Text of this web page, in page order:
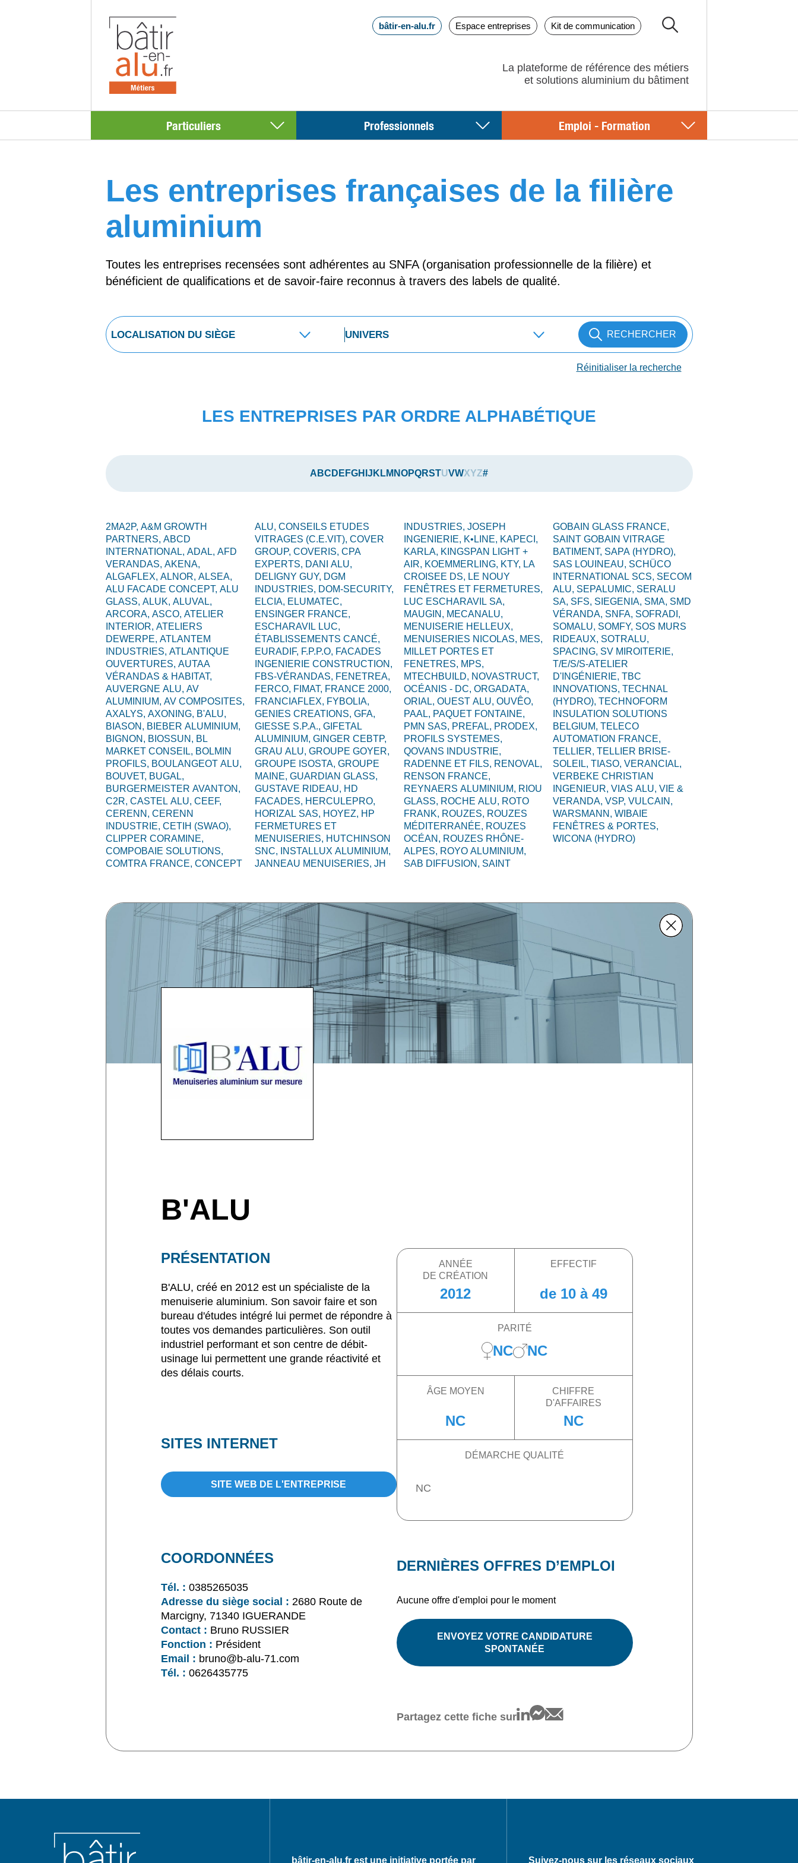
bâtir-en-alu.fr Espace entreprises Kit de communication
La plateforme de référence des métiers
et solutions aluminium du bâtiment
Particuliers Professionnels Emploi - Formation
Les entreprises françaises de la filière
aluminium
Toutes les entreprises recensées sont adhérentes au SNFA (organisation professionnelle de la filière) et
bénéficient de qualifications et de savoir-faire reconnus à travers des labels de qualité.
RECHERCHER
Réinitialiser la recherche
LES ENTREPRISES PAR ORDRE ALPHABÉTIQUE
A BC D E FGH J K LM NOPQRSTUVWXYZ#
2MA2P, A&M GROWTH
PARTNERS, ABCD
INTERNATIONAL, ADAL, AFD
VERANDAS, AKENA,
ALGAFLEX, ALNOR, ALSEA,
ALU FACADE CONCEPT, ALU
GLASS, ALUK, ALUVAL,
ARCORA, ASCO, ATELIER
INTERIOR, ATELIERS
DEWERPE, ATLANTEM
INDUSTRIES, ATLANTIQUE
OUVERTURES, AUTAA
VÉRANDAS & HABITAT,
AUVERGNE ALU, AV
ALUMINIUM, AV COMPOSITES,
AXALYS, AXONING, B'ALU,
BIASON, BIEBER ALUMINIUM,
BIGNON, BIOSSUN, BL
MARKET CONSEIL, BOLMIN
PROFILS, BOULANGEOT ALU,
BOUVET, BUGAL,
BURGERMEISTER AVANTON,
C2R, CASTEL ALU, CEEF,
CERENN, CERENN
INDUSTRIE, CETIH (SWAO),
CLIPPER CORAMINE,
COMPOBAIE SOLUTIONS,
COMTRA FRANCE, CONCEPT
ALU, CONSEILS ETUDES
VITRAGES (C.E.VIT), COVER
GROUP, COVERIS, CPA
EXPERTS, DANI ALU,
DELIGNY GUY, DGM
INDUSTRIES, DOM-SECURITY,
ELCIA, ELUMATEC,
ENSINGER FRANCE,
ESCHARAVIL LUC,
ÉTABLISSEMENTS CANCÉ,
EURADIF, F.P.P.O, FACADES
INGENIERIE CONSTRUCTION,
FBS-VÉRANDAS, FENETREA,
FERCO, FIMAT, FRANCE 2000,
FRANCIAFLEX, FYBOLIA,
GENIES CREATIONS, GFA,
GIESSE S.P.A., GIFETAL
ALUMINIUM, GINGER CEBTP,
GRAU ALU, GROUPE GOYER,
GROUPE ISOSTA, GROUPE
MAINE, GUARDIAN GLASS,
GUSTAVE RIDEAU, HD
FACADES, HERCULEPRO,
HORIZAL SAS, HOYEZ, HP
FERMETURES ET
MENUISERIES, HUTCHINSON
SNC,
INSTALLUX ALUMINIUM,
JANNEAU MENUISERIES, JH
INDUSTRIES, JOSEPH
INGENIERIE, K•LINE, KAPECI,
KARLA, KINGSPAN LIGHT +
AIR, KOEMMERLING, KTY, LA
CROISEE DS, LE NOUY
FENÊTRES ET FERMETURES,
LUC ESCHARAVIL SA,
MAUGIN, MECANALU,
MENUISERIE HELLEUX,
MENUISERIES NICOLAS, MES,
MILLET PORTES ET
FENETRES, MPS,
MTECHBUILD, NOVASTRUCT,
OCÉANIS - DC, ORGADATA,
ORIAL, OUEST ALU, OUVÊO,
PAAL, PAQUET FONTAINE,
PMN SAS, PREFAL, PRODEX,
PROFILS SYSTEMES,
QOVANS INDUSTRIE,
RADENNE ET FILS, RENOVAL,
RENSON FRANCE,
REYNAERS ALUMINIUM, RIOU
GLASS, ROCHE ALU, ROTO
FRANK, ROUZES, ROUZES
MÉDITERRANÉE, ROUZES
OCÉAN, ROUZES RHÔNE-
ALPES, ROYO ALUMINIUM,
SAB DIFFUSION, SAINT
GOBAIN GLASS FRANCE,
SAINT GOBAIN VITRAGE
BATIMENT, SAPA (HYDRO),
SAS LOUINEAU, SCHÜCO
INTERNATIONAL SCS, SECOM
ALU, SEPALUMIC, SERALU
SA, SFS, SIEGENIA, SMA, SMD
VÉRANDA, SNFA, SOFRADI,
SOMALU, SOMFY, SOS MURS
RIDEAUX, SOTRALU,
SPACING, SV MIROITERIE,
T/E/S/S-ATELIER
D'INGÉNIERIE,TBC
INNOVATIONS,TECHNAL
(HYDRO),TECHNOFORM
INSULATION SOLUTIONS
BELGIUM,TELECO
AUTOMATION FRANCE,
TELLIER,TELLIER BRISE-
SOLEIL,TIASO,VERANCIAL,
VERBEKE CHRISTIAN
INGENIEUR,VIAS ALU,VIE &
VERANDA,VSP,VULCAIN,
WARSMANN,WIBAIE
FENÊTRES & PORTES,
WICONA (HYDRO)
B'ALU
PRÉSENTATION
B'ALU, créé en 2012 est un spécialiste de la
menuiserie aluminium. Son savoir faire et son
bureau d'études intégré lui permet de répondre à
toutes vos demandes particulières. Son outil
industriel performant et son centre de débit-
usinage lui permettent une grande réactivité et
des délais courts.
SITES INTERNET
SITE WEB DE L'ENTREPRISE
COORDONNÉES
Tél. : 0385265035
Adresse du siège social : 2680 Route de
Marcigny, 71340 IGUERANDE
Contact : Bruno RUSSIER
Fonction : Président
Email : bruno@b-alu-71.com
Tél. : 0626435775
ANNÉE
DE CRÉATION
2012
EFFECTIF
de 10 à 49
PARITÉ
NC NC
ÂGE MOYEN
NC
CHIFFRE
D'AFFAIRES
NC
DÉMARCHE QUALITÉ
NC
DERNIÈRES OFFRES D’EMPLOI
Aucune offre d'emploi pour le moment
ENVOYEZ VOTRE CANDIDATURE
SPONTANÉE
Partagez cette fiche sur
bâtir-en-alu.fr est une initiative portée par Suivez-nous sur les réseaux sociaux